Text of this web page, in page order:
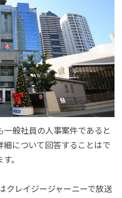
般社員の人事案件であると
細について回答することはで
。
クレイジージャーニーで放送